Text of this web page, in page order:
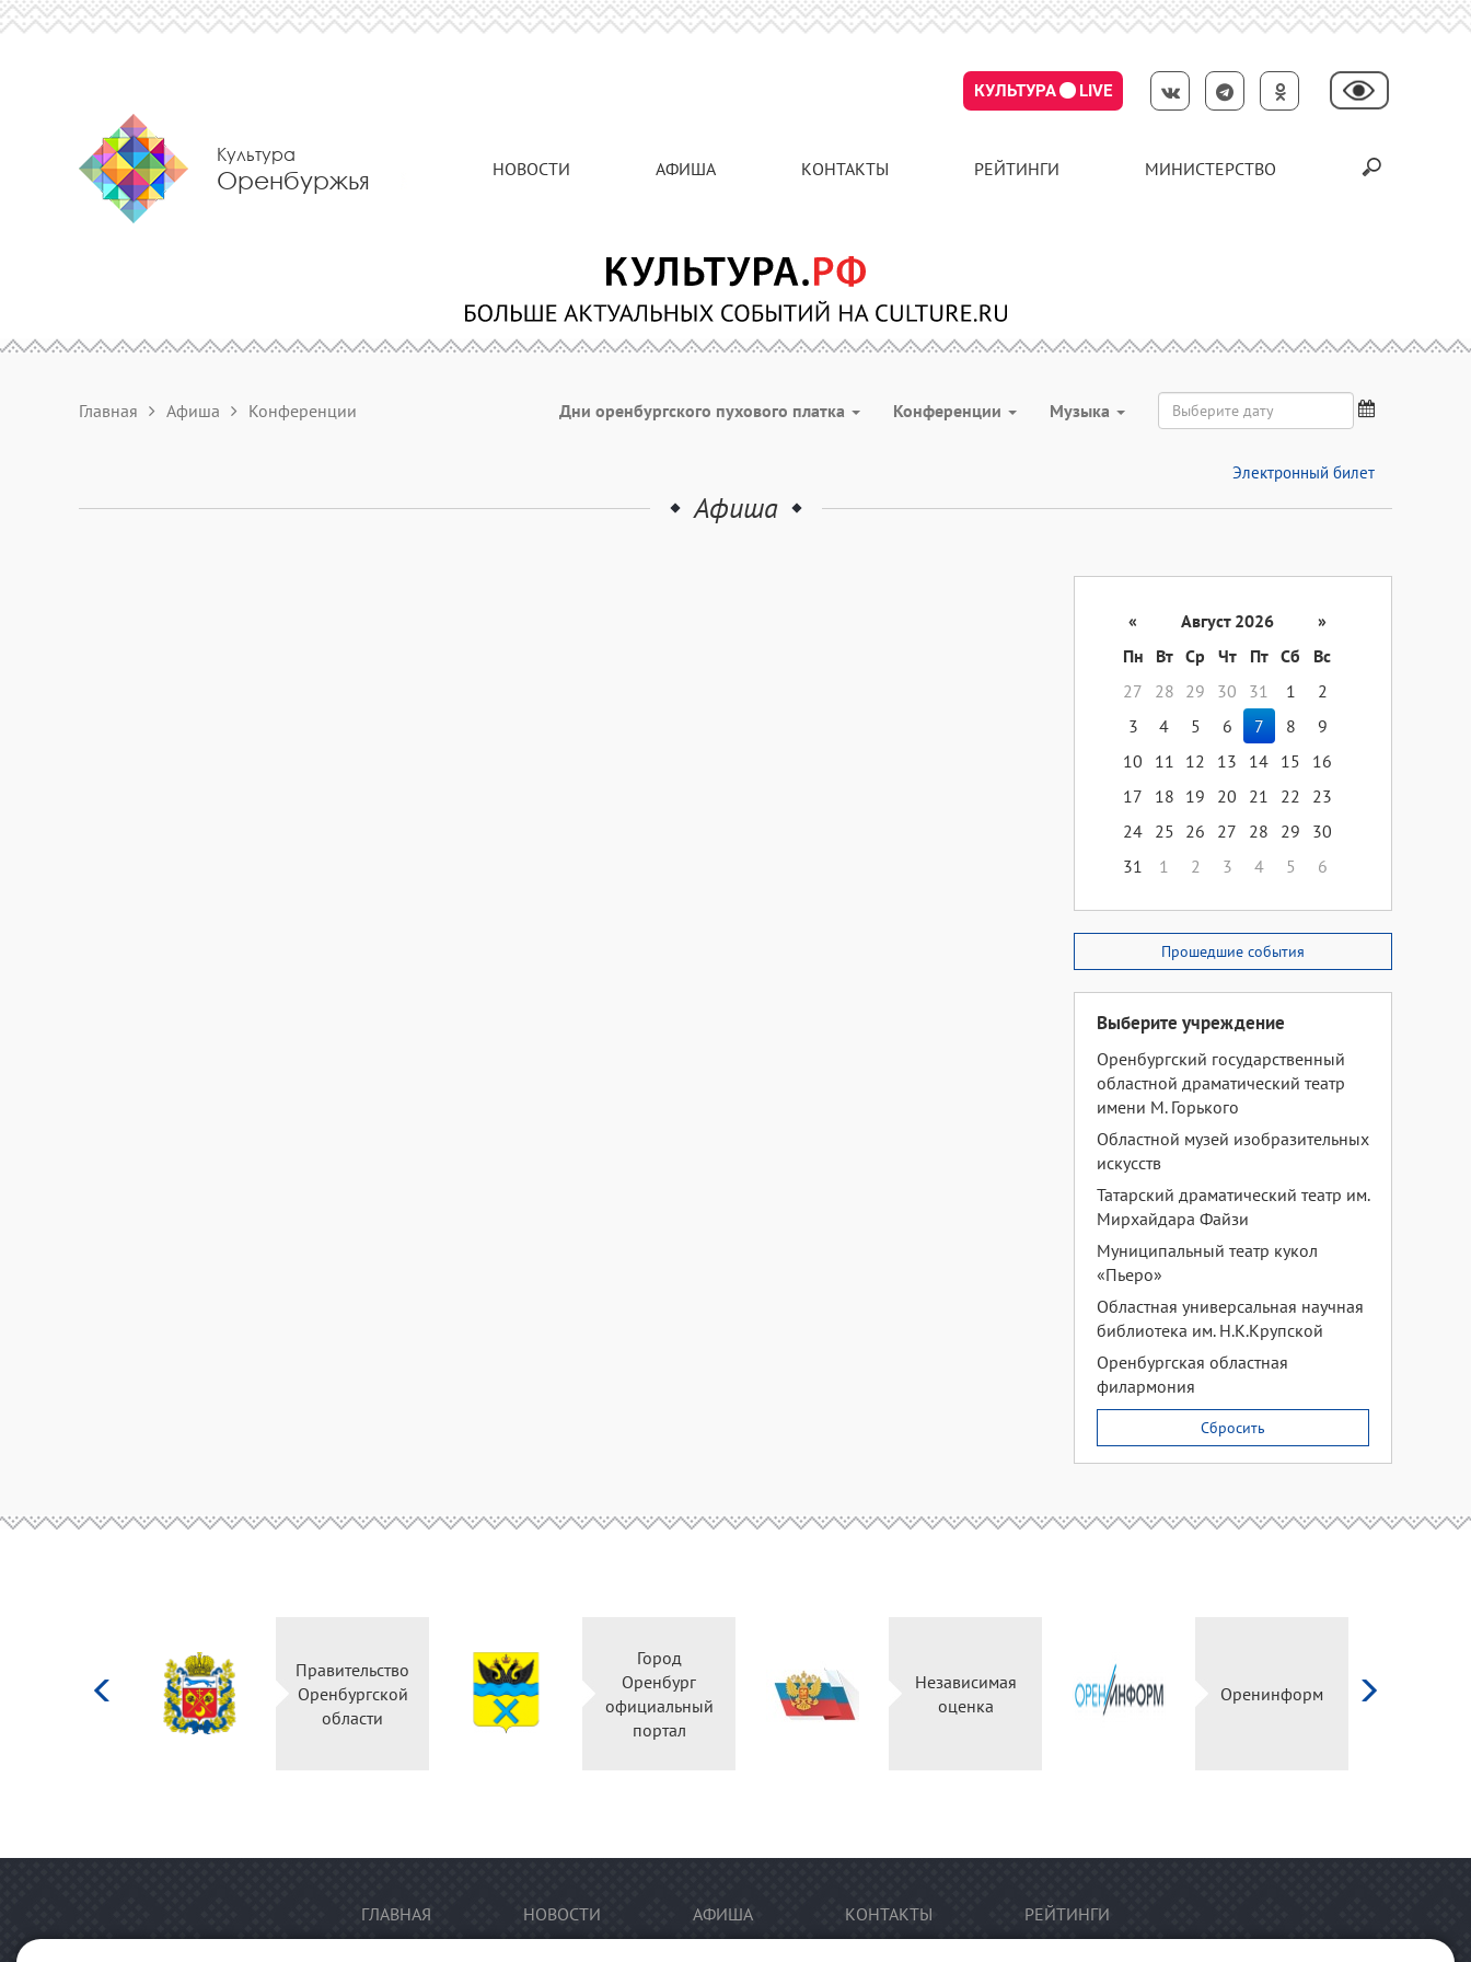
КУЛЬТУРА LIVE
Культура
Оренбуржья НОВОСТИ АФИША КОНТАКТЫ РЕЙТИНГИ МИНИСТЕРСТВО
Главная Афиша Конференции Дни оренбургского пухового платка Конференции Музыка
Электронный билет
Афиша
« Август 2026
»
Пн
Вт Ср Чт Пт Сб
Вс
27
28 29 30 31 1
2
3
4 5 6 7 8
9
10
11 12 13 14 15
16
17
18 19 20 21 22
23
24 25 26 27 28 29
30
31
1 2 3 4 5 6
Прошедшие события
Выберите учреждение
Оренбургский государственный
областной драматический театр
имени М. Горького
Областной музей изобразительных
искусств
Татарский драматический театр им.
Мирхайдара Файзи
Муниципальный театр кукол
«Пьеро»
Областная универсальная научная
библиотека им. Н.К.Крупской
Оренбургская областная
филармония
Сбросить
Правительство
Оренбургской
области
Город
Оренбург
официальный
портал
Независимая
оценка
Оренинформ
ГЛАВНАЯ НОВОСТИ АФИША КОНТАКТЫ РЕЙТИНГИ